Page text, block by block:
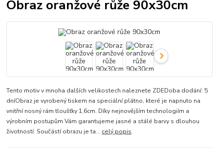
Obraz oranžové růže 90x30cm
Tento motiv v mnoha dalších velikostech naleznete ZDEDoba dodání: 5
dníObraz je vyrobený tiskem na speciální plátno, které je napnuto na
vnitřní nosný rám tloušťky 1,6cm. Díky nejnovějším technologiím a
výrobním postupům Vám garantujeme jasné a stálé barvy s dlouhou
životností. Součástí obrazu je ta... celý popis